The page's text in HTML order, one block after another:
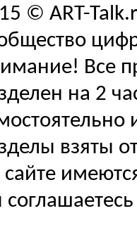
© ART-
Все
на 2
взяты